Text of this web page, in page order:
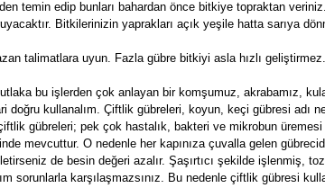
temin edip bunları bahardan önce bitkiye topraktan
Bitkilerinizin yaprakları açık yeşile hatta sarıya
talimatlara uyun. Fazla gübre bitkiyi asla hızlı
bu işlerden çok anlayan bir komşumuz, akrabamız,
doğru kullanalım. Çiftlik gübreleri, koyun, keçi gübresi adı
gübreleri; pek çok hastalık, bakteri ve mikrobun
mevcuttur. O nedenle her kapınıza çuvalla gelen
de besin değeri azalır. Şaşırtıcı şekilde işlenmiş,
sorunlarla karşılaşmazsınız. Bu nedenle çiftlik gübresi